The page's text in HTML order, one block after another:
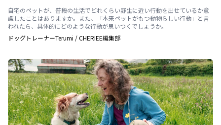
自宅のペットが、普段の生活でどれくらい野生に近い行動を出せているか意
識したことはありますか。また、「本来ペットがもつ動物らしい行動」と言
われたら、具体的にどのような行動が思いつくでしょうか。
ドッグトレーナーTerumi /CHERIEE編集部